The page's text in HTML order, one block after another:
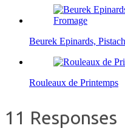
Beurek Epinards,
Rouleaux de Printemps
11 Responses